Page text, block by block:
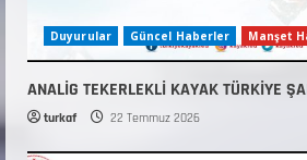
Duyurular Güncel Haberler Manşet
ANALİG TEKERLEKLİ KAYAK TÜRKİYE
turkaf 22 Temmuz 2026